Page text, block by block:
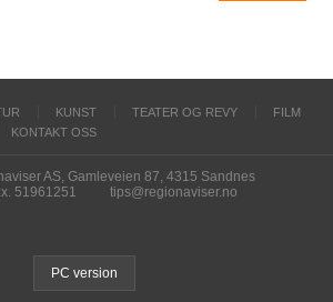
KUNST TEATER OG REVY
FILM
KONTAKT OSS
AS, Gamleveien 87, 4315 Sandnes
51961251 tips@regionaviser.no
PC version